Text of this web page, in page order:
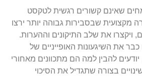
שאינם קשורים רגשית לטקסט
מקצועית שבסבירות גבוהה יותר ירצו
ויקצרו את שלב התיקונים וההערות.
את השיגעונות האופייניים של
להבין למה הם מתכוונים מאחורי
בצורה שתגדיל את הסיכוי